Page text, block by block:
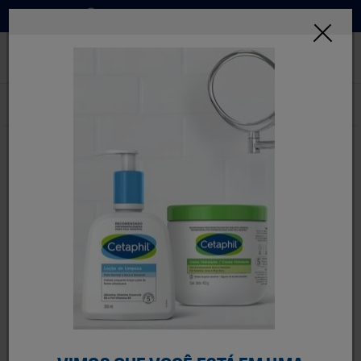
Categorias De Produtos
FILTRE MELHOR
Hidratação
Os hidratantes, cremes e loções corporais Cetaphil
pele sedosa e macia. Clinicamente testados para atender